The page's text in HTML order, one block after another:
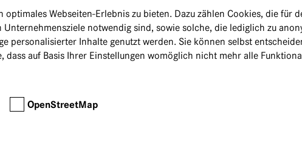
Dünndarmkarzinome,
Lunge
Uterus, Vagina und Vulva)
behandeln wir auch
Harnleiter und
und Keimzelltumore sowie
optimales Webseiten-Erlebnis zu bieten. Dazu zählen Cookies, die für
notwendig sind, sowie solche, die lediglich zu
personalisierter Inhalte genutzt werden. Sie können selbst
dass auf Basis Ihrer Einstellungen womöglich nicht mehr alle
OpenStreetMap